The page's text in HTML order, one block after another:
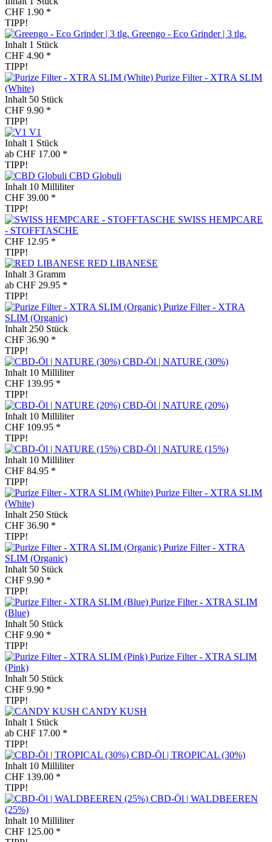
CHF 1.90 *
TIPP!
Greengo - Eco Grinder | 3 tlg.
Inhalt 1 Stück
CHF 4.90 *
TIPP!
Purize Filter - XTRA SLIM
(White)
Inhalt 50 Stück
CHF 9.90 *
TIPP!
V1
Inhalt 1 Stück
ab CHF 17.00 *
TIPP!
CBD Globuli
Inhalt 10 Milliliter
CHF 39.00 *
TIPP!
SWISS HEMPCARE
- STOFFTASCHE
CHF 12.95 *
TIPP!
RED LIBANESE
Inhalt 3 Gramm
ab CHF 29.95 *
TIPP!
Purize Filter - XTRA
SLIM (Organic)
Inhalt 250 Stück
CHF 36.90 *
TIPP!
CBD-Öl | NATURE (30%)
Inhalt 10 Milliliter
CHF 139.95 *
TIPP!
CBD-Öl | NATURE (20%)
Inhalt 10 Milliliter
CHF 109.95 *
TIPP!
CBD-Öl | NATURE (15%)
Inhalt 10 Milliliter
CHF 84.95 *
TIPP!
Purize Filter - XTRA SLIM
(White)
Inhalt 250 Stück
CHF 36.90 *
TIPP!
Purize Filter - XTRA
SLIM (Organic)
Inhalt 50 Stück
CHF 9.90 *
TIPP!
Purize Filter - XTRA SLIM
(Blue)
Inhalt 50 Stück
CHF 9.90 *
TIPP!
Purize Filter - XTRA SLIM
(Pink)
Inhalt 50 Stück
CHF 9.90 *
TIPP!
CANDY KUSH
Inhalt 1 Stück
ab CHF 17.00 *
TIPP!
CBD-Öl | TROPICAL (30%)
Inhalt 10 Milliliter
CHF 139.00 *
TIPP!
CBD-Öl | WALDBEEREN
(25%)
Inhalt 10 Milliliter
CHF 125.00 *